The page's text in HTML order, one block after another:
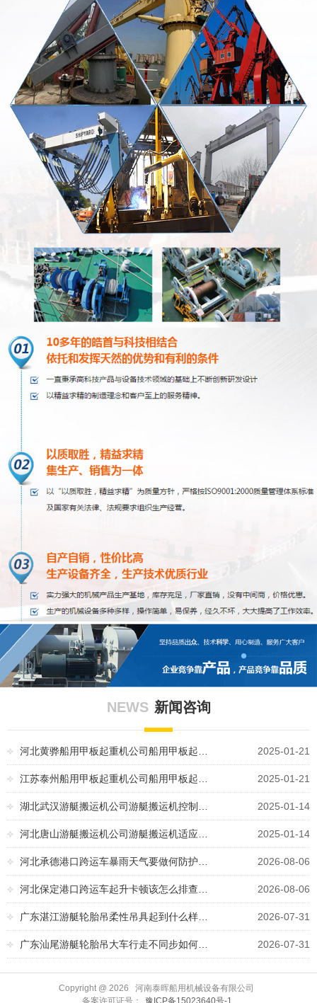
NEWS 新闻咨询
河北黄骅船用甲板起重机公司船用甲板起… 2025-01-21
江苏泰州船用甲板起重机公司船用甲板起… 2025-01-21
湖北武汉游艇搬运机公司游艇搬运机控制… 2025-01-14
河北唐山游艇搬运机公司游艇搬运机适应… 2025-01-14
河北承德港口跨运车暴雨天气要做何防护… 2026-08-06
河北保定港口跨运车起升卡顿该怎么排查… 2026-08-06
广东湛江游艇轮胎吊柔性吊具起到什么样… 2026-07-31
广东汕尾游艇轮胎吊大车行走不同步如何… 2026-07-31
Copyright @ 2026 河南泰晖船用机械设备有限公司
备案许可证号：
豫ICP备15023640号-1